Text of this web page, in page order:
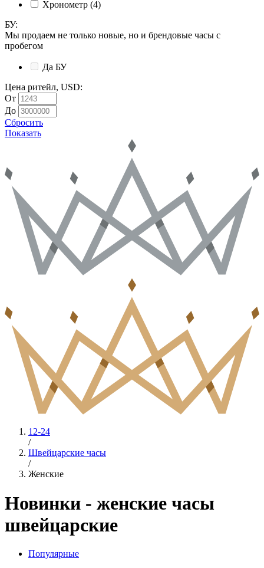
Хронометр (4)
БУ:
Мы продаем не только новые, но и брендовые часы с
пробегом
Да БУ
Цена ритейл, USD:
От
До
Сбросить
Показать
12-24
/
Швейцарские часы
/
Женские
Новинки - женские часы
швейцарские
Популярные